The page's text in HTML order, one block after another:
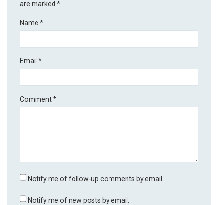
are marked*
Name*
Email*
Comment*
Notify me of follow-up comments by email.
Notify me of new posts by email.